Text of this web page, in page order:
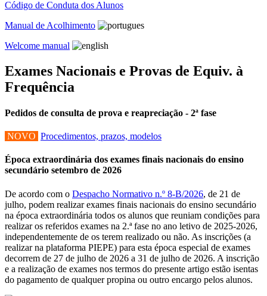
Código de Conduta dos Alunos
Manual de Acolhimento
Welcome manual
Exames Nacionais e Provas de Equiv. à
Frequência
Pedidos de consulta de prova e reapreciação - 2ª fase
NOVO Procedimentos, prazos, modelos
Época extraordinária dos exames finais nacionais do ensino
secundário setembro de 2026
De acordo com o Despacho Normativo n.º 8-B/2026, de 21 de
julho, podem realizar exames finais nacionais do ensino secundário
na época extraordinária todos os alunos que reuniam condições para
realizar os referidos exames na 2.ª fase no ano letivo de 2025-2026,
independentemente de os terem realizado ou não. As inscrições (a
realizar na plataforma PIEPE) para esta época especial de exames
decorrem de 27 de julho de 2026 a 31 de julho de 2026. A inscrição
e a realização de exames nos termos do presente artigo estão isentas
do pagamento de qualquer propina ou outro encargo pelos alunos.